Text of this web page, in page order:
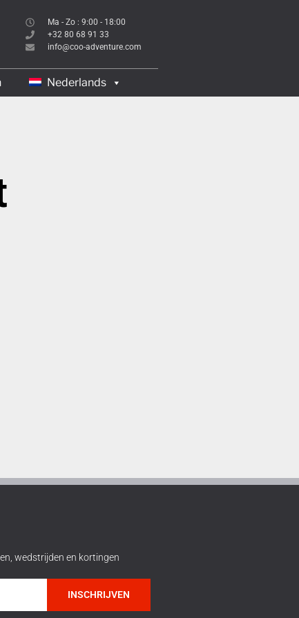
Ma - Zo : 9:00 - 18:00
+32 80 68 91 33
info@coo-adventure.com
Nederlands
wedstrijden en kortingen
INSCHRIJVEN